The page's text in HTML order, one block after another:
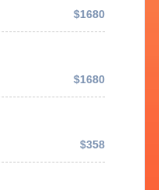
$1680
$1680
$358